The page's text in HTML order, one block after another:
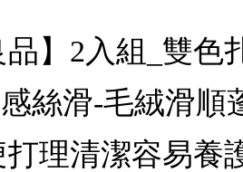
品】2入組_雙
絲滑-毛絨滑
理清潔容易養